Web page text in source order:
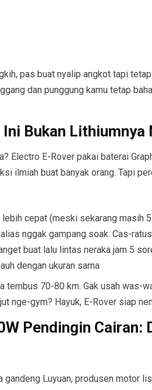
pas buat nyalip angkot tapi
dan punggung kamu tetap
Bukan Lithiumnya
Electro E-Rover pakai baterai
ilmiah buat banyak orang. Tapi
cepat (meski sekarang masih
nggak gampang soak. Cas-
buat lalu lintas neraka jam 5
dengan ukuran sama
tembus 70-80 km. Gak usah was-
nge-gym? Hayuk, E-Rover siap
Pendingin Cairan:
Luyuan, produsen motor